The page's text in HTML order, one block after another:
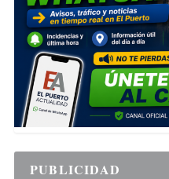
PUBLICIDAD